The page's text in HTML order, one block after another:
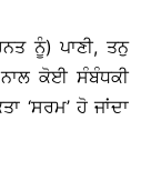
ਨੂੰ) ਪਾਣੀ, ਤਨੁ
ਕੋਈ ਸੰਬੰਧਕੀ
‘ਸਰਮ’ ਹੋ ਜਾਂਦਾ